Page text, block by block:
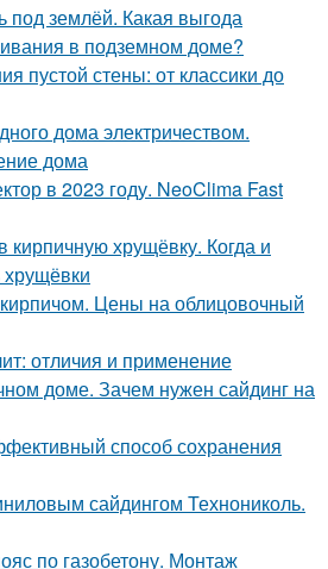
под землёй. Какая выгода
в подземном доме?
пустой стены: от классики до
дома электричеством.
дома
в 2023 году. NeoClima Fast
кирпичную хрущёвку. Когда и
хрущёвки
Цены на облицовочный
отличия и применение
доме. Зачем нужен сайдинг на
способ сохранения
сайдингом Технониколь.
по газобетону. Монтаж